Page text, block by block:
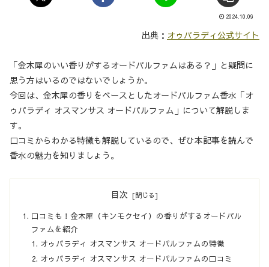
2024.10.09
出典： オゥパラディ公式サイト
「金木犀のいい香りがするオードパルファムはある？」と疑問に
思う方はいるのではないでしょうか。
今回は、金木犀の香りをベースとしたオードパルファム香水「オ
ゥパラディ オスマンサス オードパルファム」について解説しま
す。
口コミからわかる特徴も解説しているので、ぜひ本記事を読んで
香水の魅力を知りましょう。
目次
口コミも！金木犀（キンモクセイ）の香りがするオードパル
ファムを紹介
オゥパラディ オスマンサス オードパルファムの特徴
オゥパラディ オスマンサス オードパルファムの口コミ